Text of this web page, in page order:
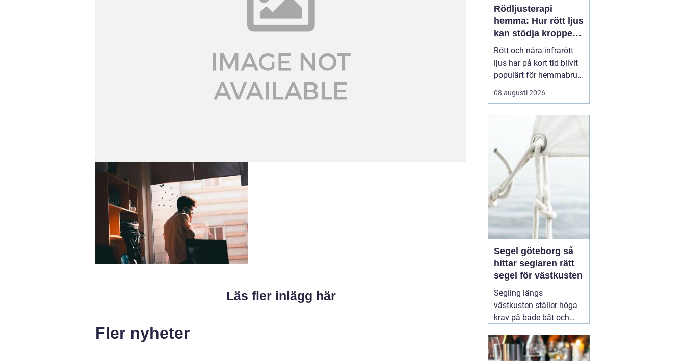
Läs fler inlägg här
Fler nyheter
Rödljusterapi
hemma: Hur rött ljus
kan stödja kroppens
egen återhämtning
Rött och nära-infrarött
ljus har på kort tid blivit
populärt för hemmabruk,
och fler vill veta hur
rödljusterapi hemma kan
leder och sömn. Många
undrar hur det fungerar
på...
08 augusti 2026
Segel göteborg så
hittar seglaren rätt
segel för västkusten
Segling längs
västkusten ställer höga
krav på både båt och
skiftar snabbt, sjön
bygger upp brantare